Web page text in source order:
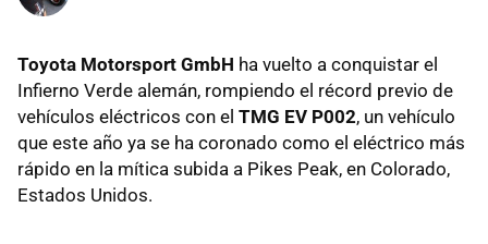
Toyota Motorsport GmbH ha vuelto a conquistar el
Infierno Verde alemán, rompiendo el récord previo de
vehículos eléctricos con el TMG EV P002, un vehículo
que este año ya se ha coronado como el eléctrico más
rápido en la mítica subida a Pikes Peak, en Colorado,
Estados Unidos.